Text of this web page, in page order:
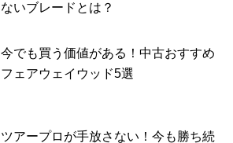
ないブレードとは？
今でも買う価値がある！中古おすすめ
フェアウェイウッド5選
ツアープロが手放さない！今も勝ち続